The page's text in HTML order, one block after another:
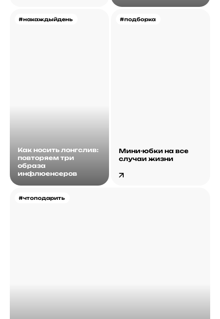
#накаждыйдень
Как носить лонгслив:
повторяем три
образа
инфлюенсеров
#чтоподарить
#подборка
Мини-юбки на все
случаи жизни